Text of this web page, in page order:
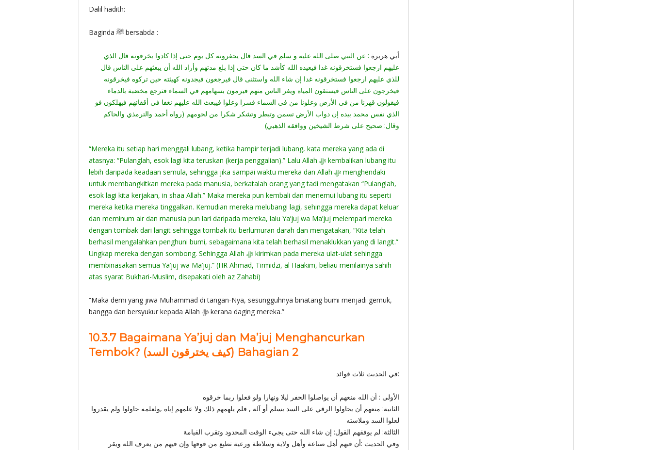
Dalil hadith:
Baginda ﷺ bersabda :
أبي هريرة : عن النبي صلى الله عليه و سلم في السد قال يحفرونه كل يوم حتى إذا كادوا يخرقونه قال الذي
عليهم ارجعوا فستخرقونه غدا فيعيده الله كأشد ما كان حتى إذا بلغ مدتهم وأراد الله أن يبعثهم على الناس قال
للذي عليهم ارجعوا فستخرقونه غدا إن شاء الله واستثنى قال فيرجعون فيجدونه كهيئته حين تركوه فيخرقونه
فيخرجون على الناس فيستقون المياه ويفر الناس منهم فيرمون بسهامهم في السماء فترجع مخضبة بالدماء
فيقولون قهرنا من في الأرض وعلونا من في السماء قسرا وعلوا فيبعث الله عليهم نغفا في أقفائهم فيهلكون فو
الذي نفس محمد بيده إن دواب الأرض تسمن وتبطر وتشكر شكرا من لحومهم (رواه أحمد والترمذي والحاكم
وقال: صحيح على شرط الشيخين ووافقه الذهبي)
“Mereka itu setiap hari menggali lubang, ketika hampir terjadi lubang, kata mereka yang ada di
atasnya: “Pulanglah, esok lagi kita teruskan (kerja penggalian).” Lalu Allah ‎ﷻ kembalikan lubang itu
lebih daripada keadaan semula, sehingga jika sampai waktu mereka dan Allah ‎ﷻ menghendaki
untuk membangkitkan mereka pada manusia, berkatalah orang yang tadi mengatakan “Pulanglah,
esok lagi kita kerjakan, in shaa Allah.” Maka mereka pun kembali dan menemui lubang itu seperti
mereka ketika mereka tinggalkan. Kemudian mereka melubangi lagi, sehingga mereka dapat keluar
dan meminum air dan manusia pun lari daripada mereka, lalu Ya’juj wa Ma’juj melempari mereka
dengan tombak dari langit sehingga tombak itu berlumuran darah dan mengatakan, “Kita telah
berhasil mengalahkan penghuni bumi, sebagaimana kita telah berhasil menaklukkan yang di langit.”
Ungkap mereka dengan sombong. Sehingga Allah ‎ﷻ kirimkan pada mereka ulat-ulat sehingga
membinasakan semua Ya’juj wa Ma’juj.” (HR Ahmad, Tirmidzi, al Haakim, beliau menilainya sahih
atas syarat Bukhari-Muslim, disepakati oleh az Zahabi)
“Maka demi yang jiwa Muhammad di tangan-Nya, sesungguhnya binatang bumi menjadi gemuk,
bangga dan bersyukur kepada Allah ‎ﷻ kerana daging mereka.”
10.3.7 Bagaimana Ya’juj dan Ma’juj Menghancurkan
Tembok? (كيف يخترقون السد) Bahagian 2
في الحديث ثلاث فوائد:
الأولى : أن الله منعهم أن يواصلوا الحفر ليلا ونهارا ولو فعلوا ربما خرقوه
الثانية: منعهم أن يحاولوا الرقي على السد بسلم أو آلة , فلم يلهمهم ذلك ولا علمهم إياه ,ولعلمه حاولوا ولم يقدروا
لعلوا السد وملاسته
الثالثة: لم يوفقهم القول: إن شاء الله حتى يجيء الوقت المحدود وتقرب القيامة
وفي الحديث :أن فبهم أهل صناعة وأهل ولاية وسلاطة ورعية تطيع من فوقها وإن فيهم من يعرف الله ويقر